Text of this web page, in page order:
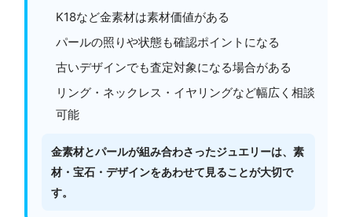
K18など金素材は素材価値がある
パールの照りや状態も確認ポイントになる
古いデザインでも査定対象になる場合がある
リング・ネックレス・イヤリングなど幅広く相談
可能
金素材とパールが組み合わさったジュエリーは、素
材・宝石・デザインをあわせて見ることが大切で
す。